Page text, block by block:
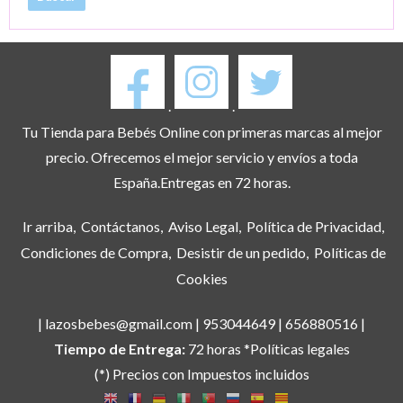
.
.
Tu Tienda para Bebés Online con primeras marcas al mejor
precio. Ofrecemos el mejor servicio y envíos a toda
España.Entregas en 72 horas.
Ir arriba Contáctanos Aviso Legal Política de Privacidad
Condiciones de Compra Desistir de un pedido Políticas de
Cookies
| lazosbebes@gmail.com | 953044649 | 656880516 |
Tiempo de Entrega: 72 horas *Políticas legales
(*) Precios con Impuestos incluidos